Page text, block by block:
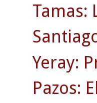
Tamas:
Yeray:
Pazos: